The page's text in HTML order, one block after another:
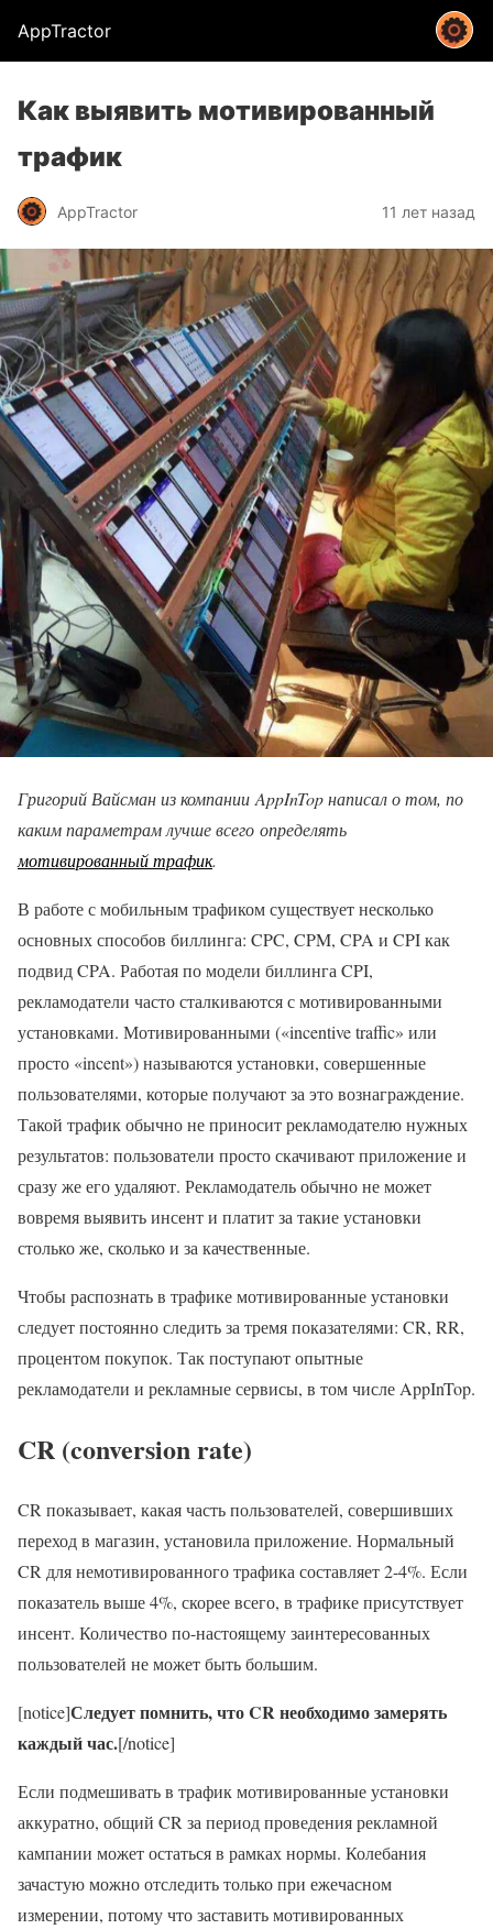
AppTractor
Как выявить мотивированный
трафик
AppTractor 11 лет назад
Григорий Вайсман из компании AppInTop написал о том, по
каким параметрам лучше всего определять
мотивированный трафик.
В работе с мобильным трафиком существует несколько
основных способов биллинга: CPC, CPM, CPA и CPI как
подвид CPA. Работая по модели биллинга CPI,
рекламодатели часто сталкиваются с мотивированными
установками. Мотивированными («incentive traffic» или
просто «incent») называются установки, совершенные
пользователями, которые получают за это вознаграждение.
Такой трафик обычно не приносит рекламодателю нужных
результатов: пользователи просто скачивают приложение и
сразу же его удаляют. Рекламодатель обычно не может
вовремя выявить инсент и платит за такие установки
столько же, сколько и за качественные.
Чтобы распознать в трафике мотивированные установки
следует постоянно следить за тремя показателями: CR, RR,
процентом покупок. Так поступают опытные
рекламодатели и рекламные сервисы, в том числе AppInTop.
CR (conversion rate)
CR показывает, какая часть пользователей, совершивших
переход в магазин, установила приложение. Нормальный
CR для немотивированного трафика составляет 2-4%. Если
показатель выше 4%, скорее всего, в трафике присутствует
инсент. Количество по-настоящему заинтересованных
пользователей не может быть большим.
[notice]Следует помнить, что CR необходимо замерять
каждый час.[/notice]
Если подмешивать в трафик мотивированные установки
аккуратно, общий CR за период проведения рекламной
кампании может остаться в рамках нормы. Колебания
зачастую можно отследить только при ежечасном
измерении, потому что заставить мотивированных